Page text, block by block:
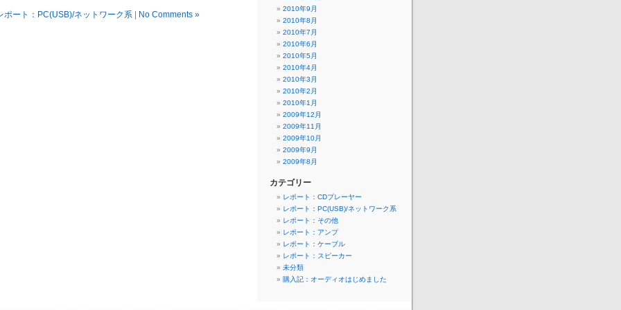
ポート：PC(USB)/ネットワーク系 No Comments »
2010年9月
2010年8月
2010年7月
2010年6月
2010年5月
2010年4月
2010年3月
2010年2月
2010年1月
2009年12月
2009年11月
2009年10月
2009年9月
2009年8月
カテゴリー
レポート：CDプレーヤー
レポート：PC(USB)/ネットワーク系
レポート：その他
レポート：アンプ
レポート：ケーブル
レポート：スピーカー
未分類
購入記：オーディオはじめました